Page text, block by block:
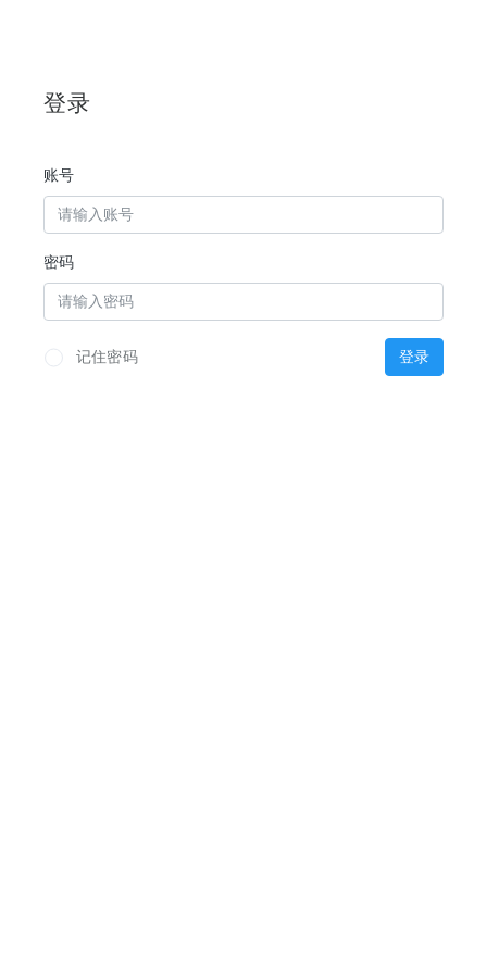
登录
账号
密码
记住密码 登录